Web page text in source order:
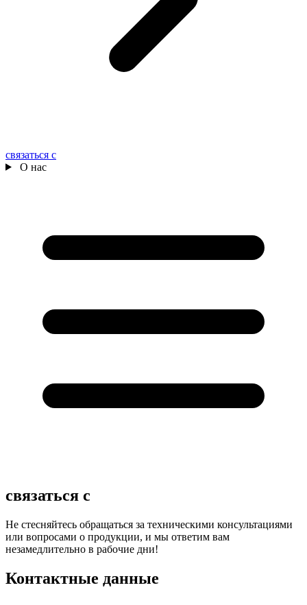
связаться с
О нас
связаться с
Не стесняйтесь обращаться за техническими консультациями
или вопросами о продукции, и мы ответим вам
незамедлительно в рабочие дни!
Контактные данные